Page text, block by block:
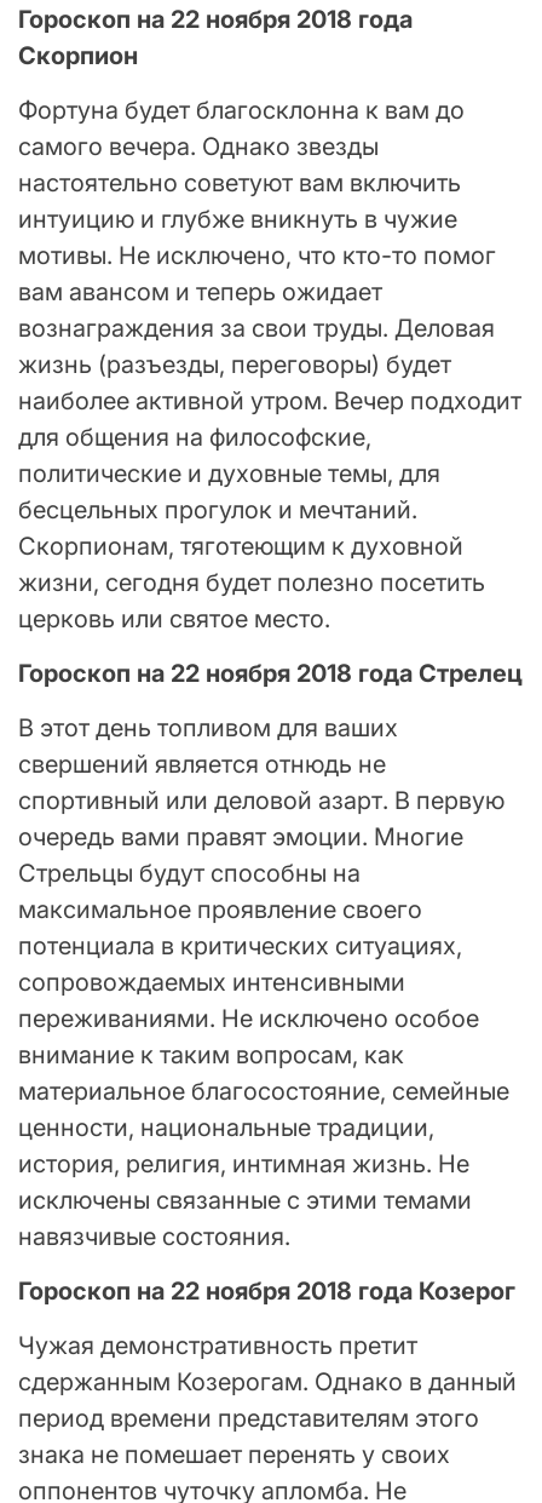
Гороскоп на 22 ноября 2018 года
Скорпион
Фортуна будет благосклонна к вам до
самого вечера. Однако звезды
настоятельно советуют вам включить
интуицию и глубже вникнуть в чужие
мотивы. Не исключено, что кто-то помог
вам авансом и теперь ожидает
вознаграждения за свои труды. Деловая
жизнь (разъезды, переговоры) будет
наиболее активной утром. Вечер подходит
для общения на философские,
политические и духовные темы, для
бесцельных прогулок и мечтаний.
Скорпионам, тяготеющим к духовной
жизни, сегодня будет полезно посетить
церковь или святое место.
Гороскоп на 22 ноября 2018 года Стрелец
В этот день топливом для ваших
свершений является отнюдь не
спортивный или деловой азарт. В первую
очередь вами правят эмоции. Многие
Стрельцы будут способны на
максимальное проявление своего
потенциала в критических ситуациях,
сопровождаемых интенсивными
переживаниями. Не исключено особое
внимание к таким вопросам, как
материальное благосостояние, семейные
ценности, национальные традиции,
история, религия, интимная жизнь. Не
исключены связанные с этими темами
навязчивые состояния.
Гороскоп на 22 ноября 2018 года Козерог
Чужая демонстративность претит
сдержанным Козерогам. Однако в данный
период времени представителям этого
знака не помешает перенять у своих
оппонентов чуточку апломба. Не